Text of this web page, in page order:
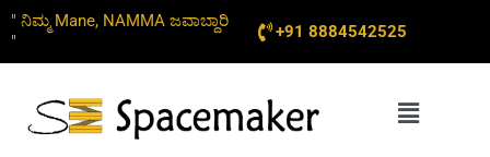
Skip
to
content
" ನಿಮ್ಮ Mane, NAMMA ಜವಾಬ್ದಾರಿ
"
+91 8884542525
Menu